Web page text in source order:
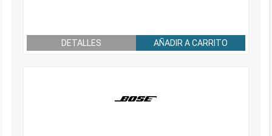
DETALLES AÑADIR A CARRITO